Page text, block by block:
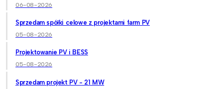
06-08-2026
Sprzedam spółki celowe z projektami farm PV
05-08-2026
Projektowanie PV i BESS
05-08-2026
Sprzedam projekt PV - 21 MW